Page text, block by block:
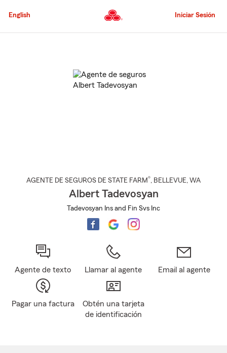
al
principal
English Iniciar Sesión
AGENTE DE SEGUROS DE STATE FARM®, BELLEVUE, WA
Albert Tadevosyan
Tadevosyan Ins and Fin Svs Inc
Agente de texto Llamar al agente Email al agente
Pagar una factura
Obtén una tarjeta
de identificación